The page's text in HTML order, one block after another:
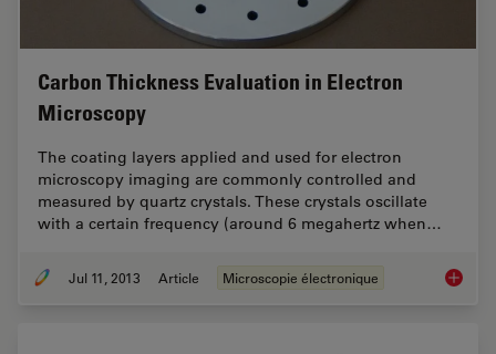
Carbon Thickness Evaluation in Electron
Microscopy
The coating layers applied and used for electron
microscopy imaging are commonly controlled and
measured by quartz crystals. These crystals oscillate
with a certain frequency (around 6 megahertz when…
Jul 11, 2013 Article Microscopie électronique Carbon